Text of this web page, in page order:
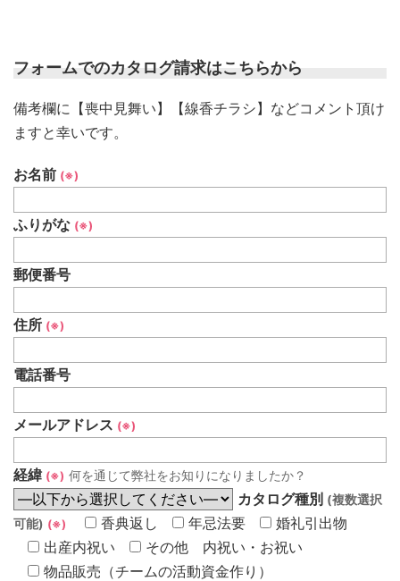
フォームでのカタログ請求はこちらから
備考欄に【喪中見舞い】【線香チラシ】などコメント頂け
ますと幸いです。
お名前 (※)
ふりがな (※)
郵便番号
住所 (※)
電話番号
メールアドレス (※)
経緯 (※) 何を通じて弊社をお知りになりましたか？
カタログ種別 (複数選択
可能) (※) 香典返し 年忌法要
婚礼引出物
出産内祝い
その他 内祝い・お祝い
物品販売（チームの活動資金作り）